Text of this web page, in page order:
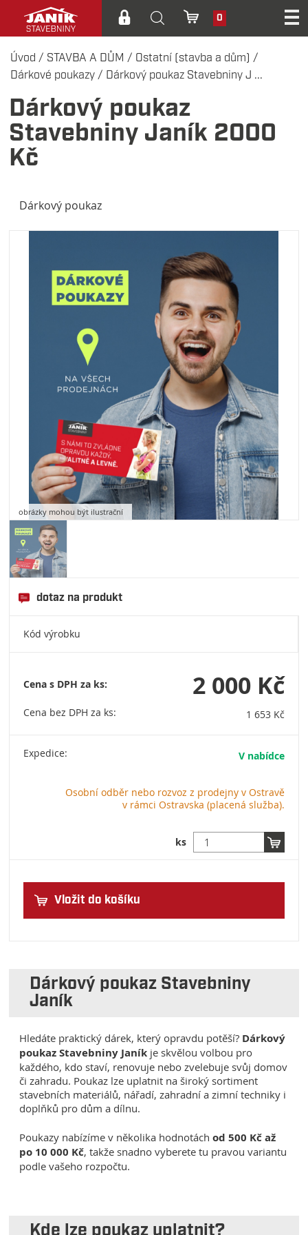
0
Úvod / STAVBA A DŮM / Ostatní (stavba a dům)
/
Dárkové poukazy / Dárkový poukaz Stavebniny J ...
Dárkový poukaz
Stavebniny Janík 2000
Kč
Dárkový poukaz
obrázky mohou být ilustrační
dotaz na produkt
Kód výrobku
Cena s DPH za ks:
Cena bez DPH za ks:
2 000 Kč
1 653 Kč
Expedice: V nabídce
Osobní odběr nebo rozvoz z prodejny v Ostravě
v rámci Ostravska (placená služba).
ks
Vložit do košíku
Dárkový poukaz Stavebniny
Janík
Hledáte praktický dárek, který opravdu potěší? Dárkový
poukaz Stavebniny Janík je skvělou volbou pro
každého, kdo staví, renovuje nebo zvelebuje svůj domov
či zahradu. Poukaz lze uplatnit na široký sortiment
stavebních materiálů, nářadí, zahradní a zimní techniky i
doplňků pro dům a dílnu.
Poukazy nabízíme v několika hodnotáchod 500 Kč až
po 10 000 Kč, takže snadno vyberete tu pravou variantu
podle vašeho rozpočtu.
Kde lze poukaz uplatnit?